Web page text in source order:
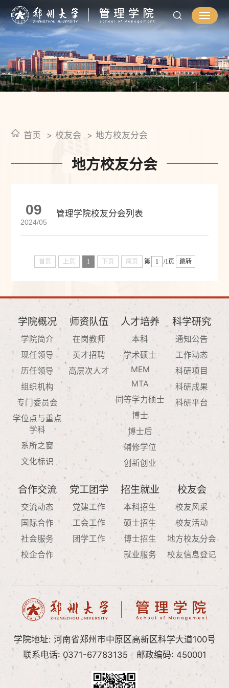
首页 校友会 地方校友分会
地方校友分会
09
2024/05
管理学院校友分会列表
首页 上页 1 下页 尾页 第 /1页 跳转
学院概况
学院简介
现任领导
历任领导
组织机构
专门委员会
学位点与重点
学科
系所之窗
文化标识
师资队伍
在岗教师
英才招聘
高层次人才
人才培养
本科
学术硕士
MEM
MTA
同等学力硕士
博士
博士后
辅修学位
创新创业
科学研究
通知公告
工作动态
科研项目
科研成果
科研平台
合作交流
交流动态
国际合作
社会服务
校企合作
党工团学
党建工作
工会工作
团学工作
招生就业
本科招生
硕士招生
博士招生
就业服务
校友会
校友风采
校友活动
地方校友分会
校友信息登记
学院地址: 河南省郑州市中原区高新区科学大道100号
联系电话: 0371-67783135
邮政编码: 450001